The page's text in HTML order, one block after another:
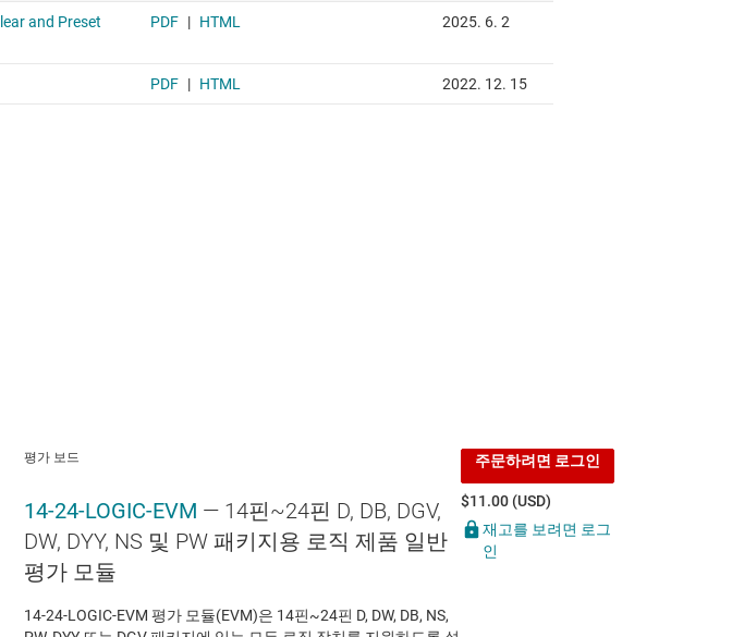
평가 보드
14-24-LOGIC-EVM — 14핀~24핀 D, DB, DGV,
DW, DYY, NS 및 PW 패키지용 로직 제품 일반
평가 모듈
14-24-LOGIC-EVM 평가 모듈(EVM)은 14핀~24핀 D, DW, DB, NS,
주문하려면 로그인
$11.00 (USD)
재고를 보려면 로그
인